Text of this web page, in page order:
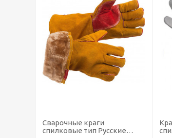
Сварочные краги
спилковые тип Русские